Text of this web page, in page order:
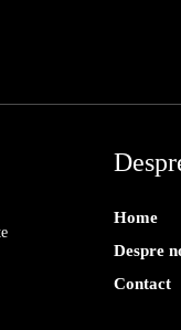
Home
Despre
Contact